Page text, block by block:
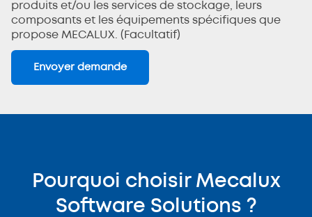
produits et/ou les services de stockage, leurs
composants et les équipements spécifiques que
propose MECALUX. (Facultatif)
Pourquoi choisir Mecalux
Software Solutions ?